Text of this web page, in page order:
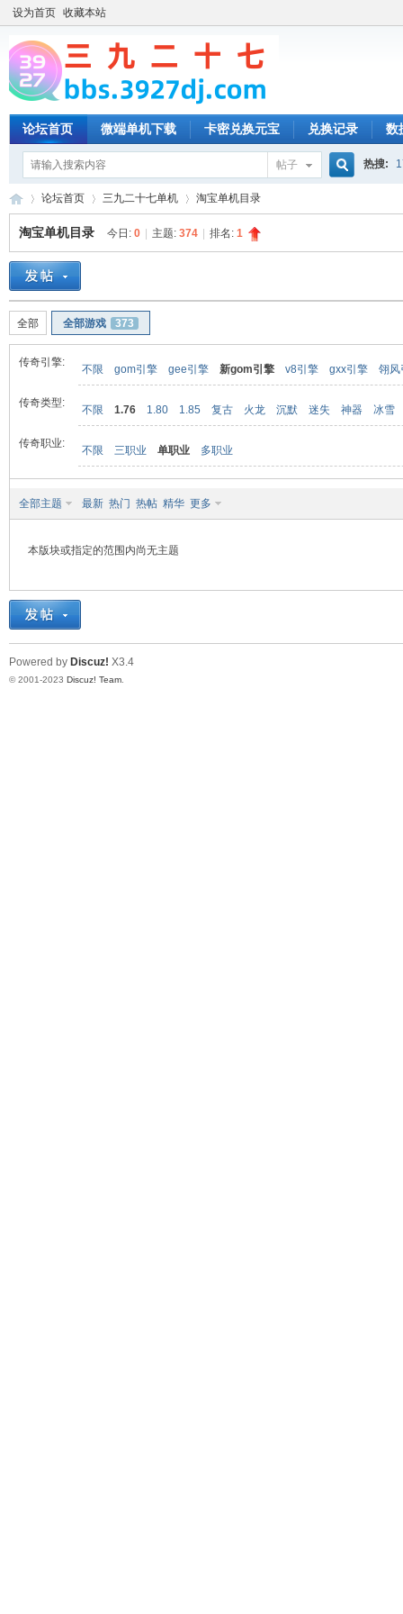
设为首页 收藏本站
论坛首页 微端单机下载 卡密兑换元宝 兑换记录 数
帖子 热搜:
»
论坛首页 三九二十七单机 淘宝单机目录
淘宝单机目录 今日: 0 主题: 374 排名: 1
全部 全部游戏 373
传奇引擎:
不限 gom引擎 gee引擎 新gom引擎 v8引擎 gxx引擎 翎风
传奇类型:
不限 1.76 1.80 1.85 复古 火龙 沉默 迷失 神器 冰雪
传奇职业:
不限 三职业 单职业 多职业
全部主题 最新 热门 热帖 精华 更多
本版块或指定的范围内尚无主题
Powered by Discuz! X3.4
© 2001-2023 Discuz! Team.